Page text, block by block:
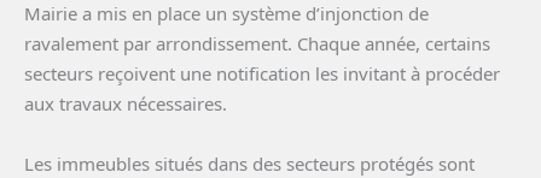
Mairie a mis en place un système d’injonction de
ravalement par arrondissement. Chaque année, certains
secteurs reçoivent une notification les invitant à procéder
aux travaux nécessaires.
Les immeubles situés dans des secteurs protégés sont